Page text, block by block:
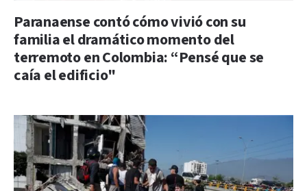
Paranaense contó cómo vivió con su
familia el dramático momento del
terremoto en Colombia: “Pensé que se
caía el edificio"